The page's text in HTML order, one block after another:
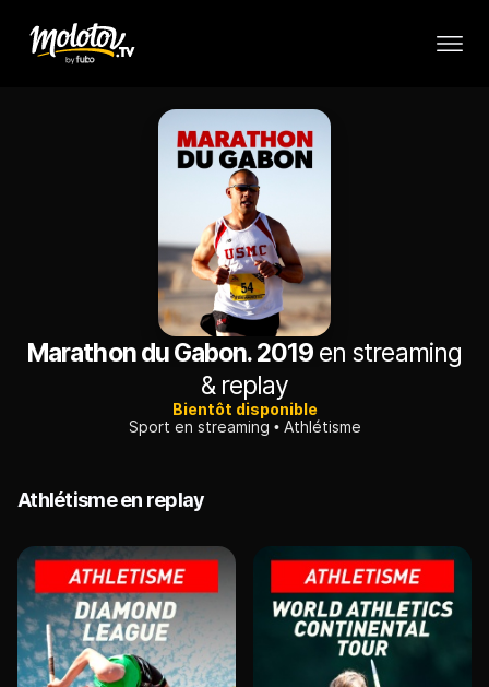
Marathon du Gabon. 2019en streaming
& replay
Bientôt disponible
Sport en streaming
Athlétisme
Athlétisme en replay